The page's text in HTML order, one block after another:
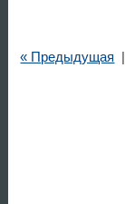
« Предыдущая